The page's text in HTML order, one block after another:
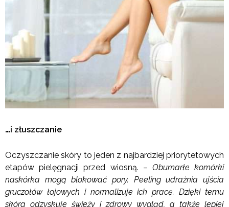
…i złuszczanie
Oczyszczanie skóry to jeden z najbardziej priorytetowych
etapów pielęgnacji przed wiosną. – Obumarłe komórki
naskórka mogą blokować pory. Peeling udrażnia ujścia
gruczołów łojowych i normalizuje ich pracę. Dzięki temu
skóra odzyskuje świeży i zdrowy wygląd, a także lepiej